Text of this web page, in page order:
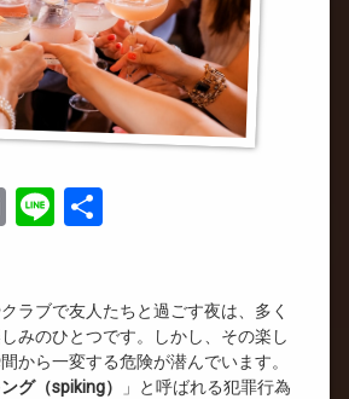
Email
Line
ラブで友人たちと過ごす夜は、多く
みのひとつです。しかし、その楽し
から一変する危険が潜んでいます。
グ（spiking）
」と呼ばれる犯罪行為